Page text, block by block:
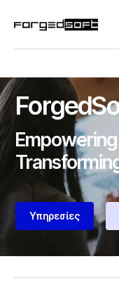
Υπηρεσίες